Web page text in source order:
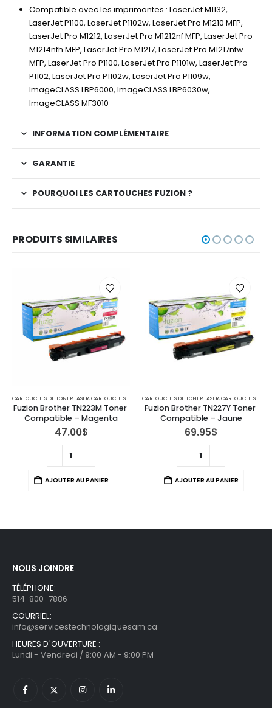
Compatible avec les imprimantes : LaserJet M1132,
LaserJet P1100, LaserJet P1102w, LaserJet Pro M1210 MFP,
LaserJet Pro M1212, LaserJet Pro M1212nf MFP, LaserJet Pro
M1214nfh MFP, LaserJet Pro M1217, LaserJet Pro M1217nfw
MFP, LaserJet Pro P1100, LaserJet Pro P1101w, LaserJet Pro
P1102, LaserJet Pro P1102w, LaserJet Pro P1109w,
ImageCLASS LBP6000, ImageCLASS LBP6030w,
ImageCLASS MF3010
INFORMATION COMPLÉMENTAIRE
GARANTIE
POURQUOI LES CARTOUCHES FUZION ?
PRODUITS SIMILAIRES
, IMPRIMANTES MFC
CARTOUCHES DE TONER LASER,CARTOUCHES POUR IMPRIMANTES BROTHER , IMPRIMANTES MFC
Fuzion Brother TN223M Toner
Compatible – Magenta
47.00$
AJOUTER AU PANIER
CARTOUCHES DE TONER LASER,CARTOUCHES POUR IMPRIMANTES BROTHER
Fuzion Brother TN227Y Toner
Compatible – Jaune
69.95$
AJOUTER AU PANIER
NOUS JOINDRE
TÉLÉPHONE:
514-800-7886
COURRIEL:
info@servicestechnologiquesam.ca
HEURES D'OUVERTURE :
Lundi - Vendredi / 9:00 AM - 9:00 PM